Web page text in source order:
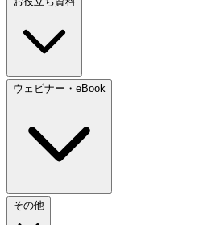
ウェビナー・eBook
その他